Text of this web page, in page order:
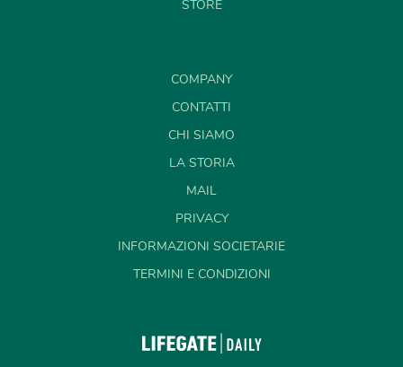
STORE
COMPANY
CONTATTI
CHI SIAMO
LA STORIA
MAIL
PRIVACY
INFORMAZIONI SOCIETARIE
TERMINI E CONDIZIONI